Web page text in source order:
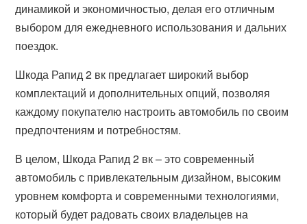
динамикой и экономичностью, делая его отличным
выбором для ежедневного использования и дальних
поездок.
Шкода Рапид 2 вк предлагает широкий выбор
комплектаций и дополнительных опций, позволяя
каждому покупателю настроить автомобиль по своим
предпочтениям и потребностям.
В целом, Шкода Рапид 2 вк – это современный
автомобиль с привлекательным дизайном, высоким
уровнем комфорта и современными технологиями,
который будет радовать своих владельцев на